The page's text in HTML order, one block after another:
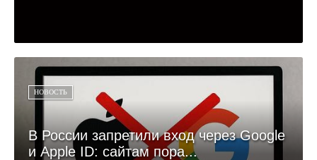
НОВОСТЬ
В России запретили вход через Google
и Apple ID: сайтам пора...